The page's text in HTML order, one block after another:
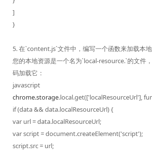
]
}
5. 在`content.js`文件中，编写一个函数来加载本
您的本地资源是一个名为`local-resource.`的文件
码加载它：
javascript
chrome.storage.local.get(['localResourceUrl'],
if (data && data.localResourceUrl) {
var url = data.localResourceUrl;
var script = document.createElement('script');
script.src = url;